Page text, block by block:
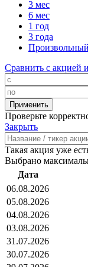
3 мес
6 мес
1 год
3 года
Сравнить с акцией
Проверьте
Закрыть
Такая акция уже
Выбрано
Дата
06.08.2026
05.08.2026
04.08.2026
03.08.2026
31.07.2026
30.07.2026